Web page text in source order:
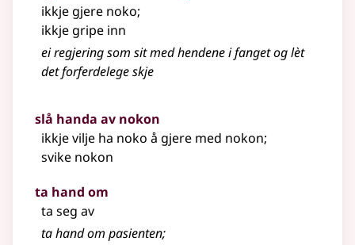
ikkje gjere noko;
ikkje gripe inn
ei regjering som sit med hendene i fanget og lèt
det forferdelege skje
slå handa av nokon
ikkje vilje ha noko å gjere med nokon;
svike nokon
ta hand om
ta seg av
ta hand om pasienten;